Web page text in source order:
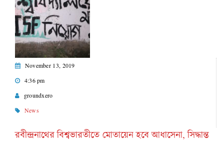
November 13, 2019
4:36 pm
groundxero
News
রবীন্দ্রনাথের বিশ্বভারতীতে মোতায়েন হবে আধাসেনা, সিদ্ধান্ত